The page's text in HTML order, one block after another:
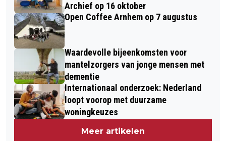
Archief op 16 oktober
Open Coffee Arnhem op 7 augustus
Waardevolle bijeenkomsten voor
mantelzorgers van jonge mensen met
dementie
Internationaal onderzoek: Nederland
loopt voorop met duurzame
woningkeuzes
Meer artikelen